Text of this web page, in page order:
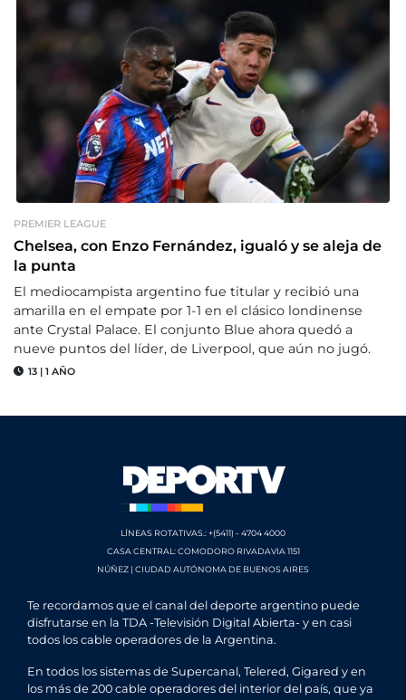
PREMIER LEAGUE
Chelsea, con Enzo Fernández, igualó y se aleja de
la punta
El mediocampista argentino fue titular y recibió una
amarilla en el empate por 1-1 en el clásico londinense
ante Crystal Palace. El conjunto Blue ahora quedó a
nueve puntos del líder, de Liverpool, que aún no jugó.
13 | 1 AÑO
LÍNEAS ROTATIVAS.: +(5411) - 4704 4000
CASA CENTRAL: COMODORO RIVADAVIA 1151
NÚÑEZ | CIUDAD AUTÓNOMA DE BUENOS AIRES
Te recordamos que el canal del deporte argentino puede
disfrutarse en la TDA -Televisión Digital Abierta- y en casi
todos los cable operadores de la Argentina.
En todos los sistemas de Supercanal, Telered, Gigared y en
los más de 200 cable operadores del interior del país, que ya